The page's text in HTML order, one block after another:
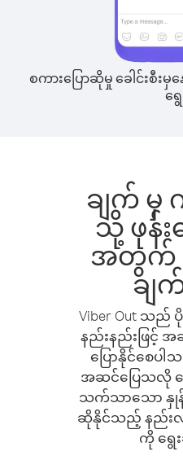
စကားပြောဆိုမှု ခေါင်းစီးမှန
ရွေ
ချက် မှ
သို့ ဖုန်း
အတွက်
ချက်
Viber Out သ
နည်းနည်းဖြင့် အခ
ပြောနိုင်စေပ
အဆင်ပြေသလို ပ
သက်သာသော နှုန်း
ဆိုနိုင်သည့် နည်းလ
ကို ရွေး